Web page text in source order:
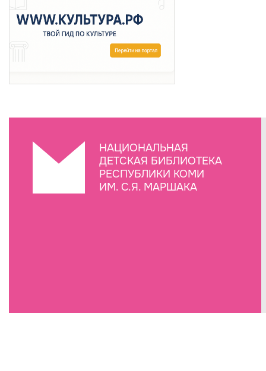
НАЦИОНАЛЬНАЯ
ДЕТСКАЯ БИБЛИОТЕКА
РЕСПУБЛИКИ КОМИ
ИМ. С.Я. МАРШАКА